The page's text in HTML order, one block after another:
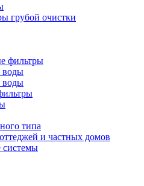
грубой очистки
фильтры
воды
воды
типа
и частных домов
системы